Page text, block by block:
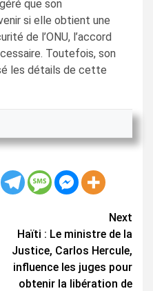
que son
si elle obtient une
de l’ONU, l’accord
Toutefois, son
les détails de cette
Next
Haïti : Le ministre de la
Justice, Carlos Hercule,
influence les juges pour
obtenir la libération de